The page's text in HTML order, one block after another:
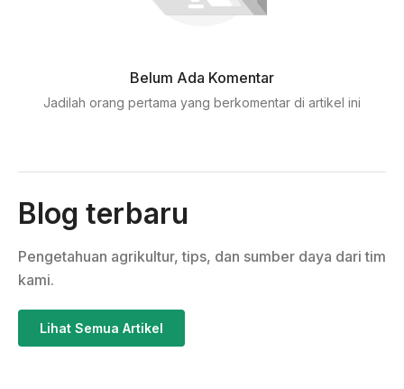
Belum Ada Komentar
Jadilah orang pertama yang berkomentar di artikel ini
Blog terbaru
Pengetahuan agrikultur, tips, dan sumber daya dari tim
kami.
Lihat Semua Artikel